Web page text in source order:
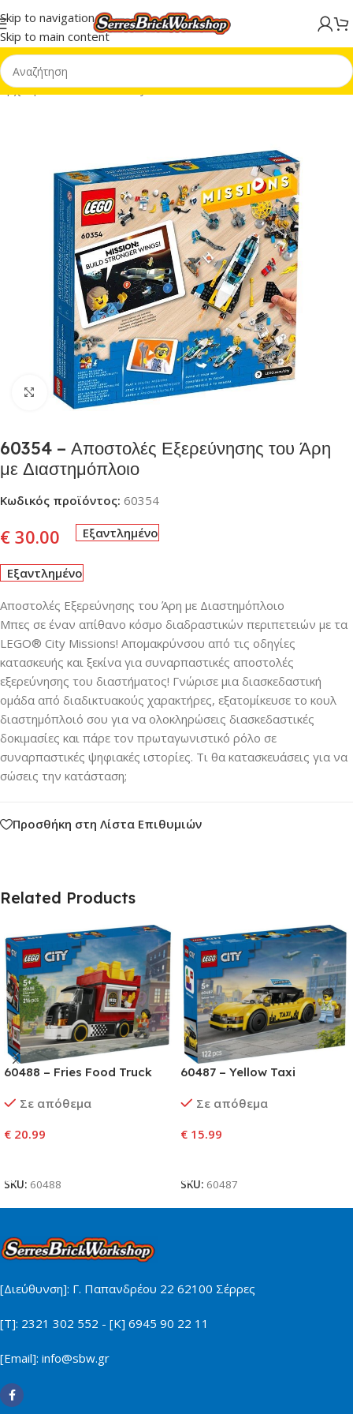
Skip to navigation
Skip to main content
Αρχική σελίδα/LEGO® City
Click to enlarge
60354 – Αποστολές Εξερεύνησης του Άρη
με Διαστημόπλοιο
Κωδικός προϊόντος: 60354
€ 30.00 Εξαντλημένο
Εξαντλημένο
Αποστολές Εξερεύνησης του Άρη με Διαστημόπλοιο
Μπες σε έναν απίθανο κόσμο διαδραστικών περιπετειών με τα
LEGO® City Missions! Απομακρύνσου από τις οδηγίες
κατασκευής και ξεκίνα για συναρπαστικές αποστολές
εξερεύνησης του διαστήματος! Γνώρισε μια διασκεδαστική
ομάδα από διαδικτυακούς χαρακτήρες, εξατομίκευσε το κουλ
διαστημόπλοιό σου για να ολοκληρώσεις διασκεδαστικές
δοκιμασίες και πάρε τον πρωταγωνιστικό ρόλο σε
συναρπαστικές ψηφιακές ιστορίες. Τι θα κατασκευάσεις για να
σώσεις την κατάσταση;
Προσθήκη στη Λίστα Επιθυμιών
Related Products
60488 – Fries Food Truck
Σε απόθεμα
€ 20.99
SKU: 60488
60487 – Yellow Taxi
Σε απόθεμα
€ 15.99
SKU: 60487
[Διεύθυνση]: Γ. Παπανδρέου 22 62100 Σέρρες
[Τ]: 2321 302 552 - [Κ] 6945 90 22 11
[Email]: info@sbw.gr